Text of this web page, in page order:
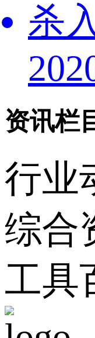
杀
资讯栏
行业
综合
工具